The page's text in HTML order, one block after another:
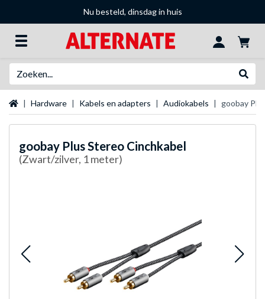
Nu besteld, dinsdag in huis
Startpagina
Hardware Kabels en adapters Audiokabels goobay
goobay Plus Stereo Cinchkabel
(Zwart/zilver, 1 meter)